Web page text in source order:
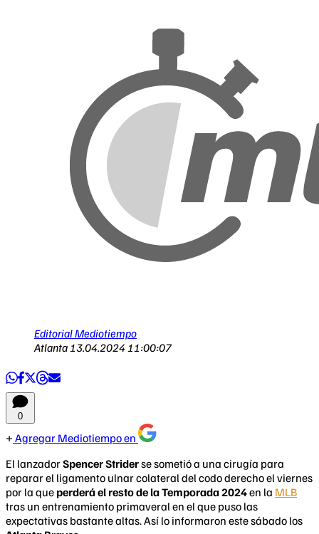
Editorial Mediotiempo
Atlanta 13.04.2024 11:00:07
0
Agregar Mediotiempo en
El lanzadorSpencer Striderse sometió a una cirugía para
reparar el ligamento ulnar colateral del codo derecho el viernes
por la que perderá el resto de la Temporada 2024en la MLB
tras un entrenamiento primaveral en el que puso las
expectativas bastante altas. Así lo informaron este sábado los